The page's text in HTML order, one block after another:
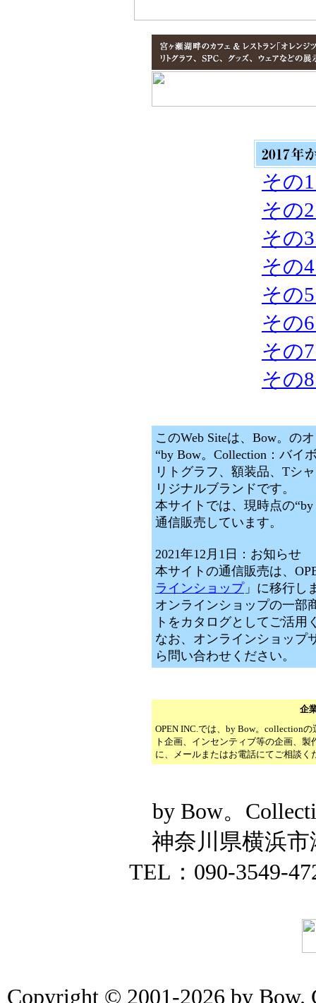
その
その
その
その
その
その
その
その
このWeb Siteは、Bow。の
“by Bow。Collection：バイ
リトグラフ、額装品、Tシ
リジナルブランドです。
本サイトでは、現時点の
通信販売しています。
2021年12月1日：お知らせ
本サイトの通信販売は、
ラインショップ」に移行し
オンラインショップの一部
トをカタログとしてご活用
なお、オンラインショップ
ら問い合わせください。
企
OPEN INC.では、by Bow。collection
ト企画、インセンティブ等の企画、
に、メールまたはお電話にてご相談く
by Bow。
神奈川県横浜市
TEL：090-3549-
Copyright © 2001-2026 by Bow.